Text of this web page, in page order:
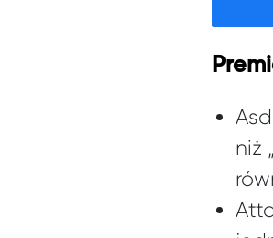
niż